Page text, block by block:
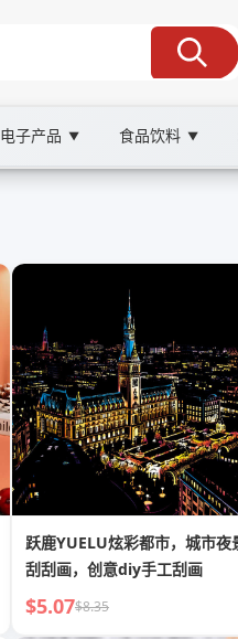
电子产品 ▼ 食品饮料 ▼
跃鹿YUELU炫彩都市，城市夜
刮刮画，创意diy手工刮画
$5.07$8.35